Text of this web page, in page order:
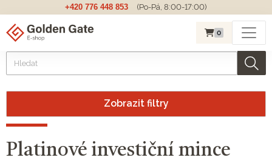
+420 776 448 853 (Po-Pá, 8:00-17:00)
0
Zobrazit filtry
Platinové investiční mince